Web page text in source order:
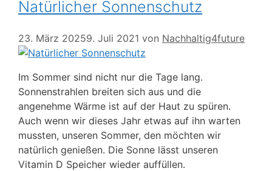
Natürlicher Sonnenschutz
23. März 20259. Juli 2021 von Nachhaltig4future
Im Sommer sind nicht nur die Tage lang.
Sonnenstrahlen breiten sich aus und die
angenehme Wärme ist auf der Haut zu spüren.
Auch wenn wir dieses Jahr etwas auf ihn warten
mussten, unseren Sommer, den möchten wir
natürlich genießen. Die Sonne lässt unseren
Vitamin D Speicher wieder auffüllen.